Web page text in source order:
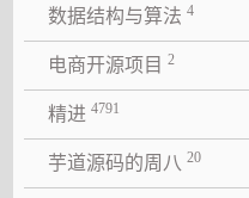
数据结构与算法 4
电商开源项目 2
精进 4791
芋道源码的周八 20